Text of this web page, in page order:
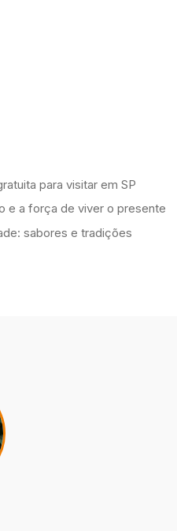
para visitar em SP
e a força de viver o presente
sabores e tradições